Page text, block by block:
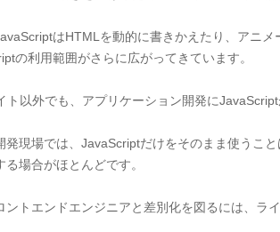
はHTMLを動的に書きかえたり、アニ
の利用範囲がさらに広がってきています。
ト以外でも、アプリケーション開発に
発現場では、JavaScriptだけをそのまま使うこ
る場合がほとんどです。
ントエンドエンジニアと差別化を図るには、ラ